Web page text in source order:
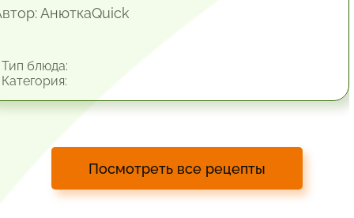
АнюткаQuiсk
блюда:
Посмотреть все рецепты